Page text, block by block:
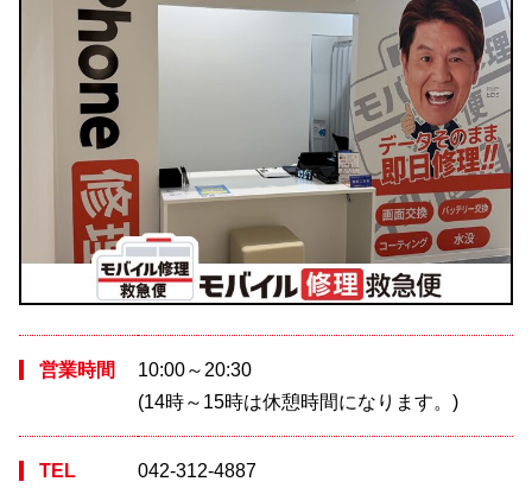
営業時間
10:00～20:30
(14時～15時は休憩時間になります。)
TEL 042-312-4887